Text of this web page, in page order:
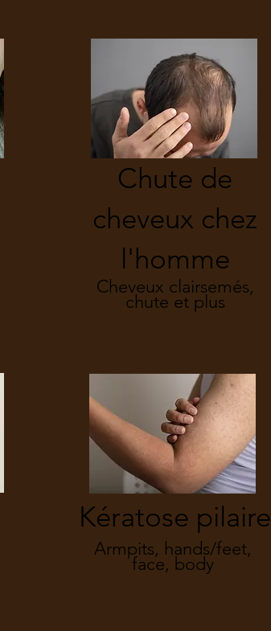
Chute de
cheveux chez
l'homme
Cheveux clairsemés,
chute et plus
Kératose pilaire
Armpits, hands/feet,
face, body